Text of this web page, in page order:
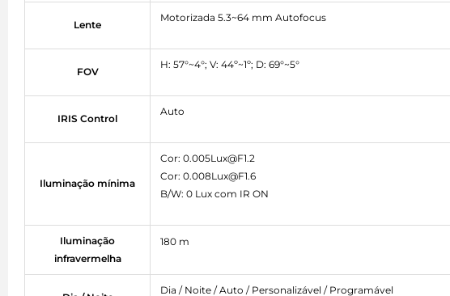
Lente
Motorizada 5.3~64 mm Autofocus
FOV
H: 57°~4°; V: 44º~1º; D: 69°~5°
IRIS Control
Auto
Iluminação mínima
Cor: 0.005Lux@F1.2
Cor: 0.008Lux@F1.6
B/W: 0 Lux com IR ON
Iluminação
infravermelha
180 m
Dia / Noite / Auto / Personalizável / Programável